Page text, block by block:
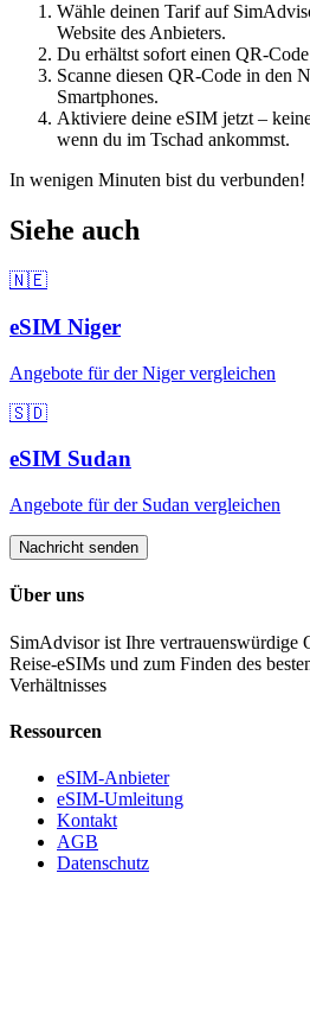
Wähle deinen Tarif auf
Website des Anbieters.
Du erhältst sofort einen QR-
Scanne diesen QR-Code in den
Smartphones.
Aktiviere deine eSIM jetzt –
wenn du im Tschad ankommst.
In wenigen Minuten bist du verbunden!
Siehe auch
🇳🇪
eSIM Niger
Angebote fürder Nigervergleichen
🇸🇩
eSIM Sudan
Angebote fürder Sudan vergleichen
Nachricht senden
Über uns
SimAdvisor ist Ihre vertrauenswürdige
Reise-eSIMs und zum Finden des
Verhältnisses
Ressourcen
eSIM-Anbieter
eSIM-Umleitung
Kontakt
AGB
Datenschutz